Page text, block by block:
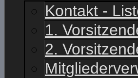
Kontakt -
1.
2.